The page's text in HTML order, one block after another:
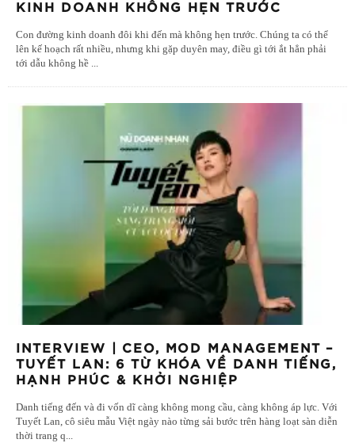
KINH DOANH KHÔNG HẸN TRƯỚC
Con đường kinh doanh đôi khi đến mà không hẹn trước. Chúng ta có thể
lên kế hoạch rất nhiều, nhưng khi gặp duyên may, điều gì tới ắt hẳn phải
tới dẫu không hề ...
INTERVIEW | CEO, MOD MANAGEMENT –
TUYẾT LAN: 6 TỪ KHÓA VỀ DANH TIẾNG,
HẠNH PHÚC & KHỞI NGHIỆP
Danh tiếng đến và đi vốn dĩ càng không mong cầu, càng không áp lực. Với
Tuyết Lan, cô siêu mẫu Việt ngày nào từng sải bước trên hàng loạt sàn diễn
thời trang q...